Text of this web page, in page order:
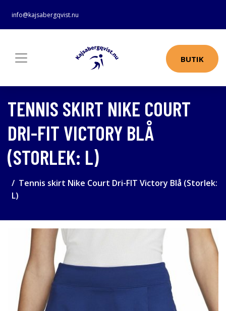
info@kajsabergqvist.nu
BUTIK
TENNIS SKIRT NIKE COURT
DRI-FIT VICTORY BLÅ
(STORLEK: L)
Tennis skirt Nike Court Dri-FIT Victory Blå (Storlek:
L)